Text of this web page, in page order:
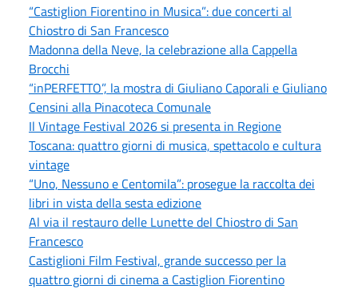
“Castiglion Fiorentino in Musica”: due concerti al
Chiostro di San Francesco
Madonna della Neve, la celebrazione alla Cappella
Brocchi
“inPERFETTO”, la mostra di Giuliano Caporali e Giuliano
Censini alla Pinacoteca Comunale
Il Vintage Festival 2026 si presenta in Regione
Toscana: quattro giorni di musica, spettacolo e cultura
vintage
“Uno, Nessuno e Centomila”: prosegue la raccolta dei
libri in vista della sesta edizione
Al via il restauro delle Lunette del Chiostro di San
Francesco
Castiglioni Film Festival, grande successo per la
quattro giorni di cinema a Castiglion Fiorentino